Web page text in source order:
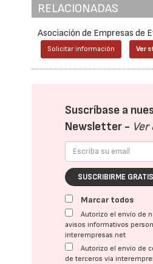
RELACIONADAS
Asociación de Empresas de
Solicitar información Ver
Suscríbase a
Newsletter -
SUSCRIBIRME GRATIS
Marcar todos
Autorizo el envío de
avisos informativos
interempresas.net
Autorizo el envío de
de terceros vía